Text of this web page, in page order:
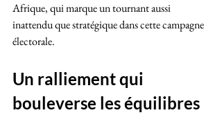
Afrique, qui marque un tournant aussi
inattendu que stratégique dans cette campagne
électorale.
Un ralliement qui
bouleverse les équilibres